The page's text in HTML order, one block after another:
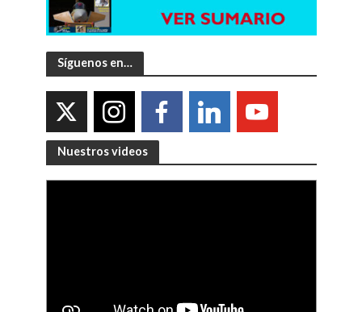
Síguenos en…
Nuestros videos